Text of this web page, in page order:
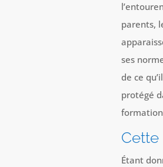
parents,
ses
de ce
protégé
Cette
Étant